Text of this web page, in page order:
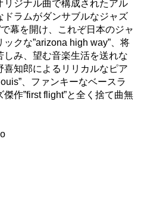
リジナル曲で構成されたアル
ラムがダンサブルなジャズ
幕を開け、これぞ日本のジャ
クな”arizona high way”、将
み、望む音楽生活を送れな
知郎によるリリカルなピア
、ファンキーなベースラ
作”first flight”と全く捨て曲無